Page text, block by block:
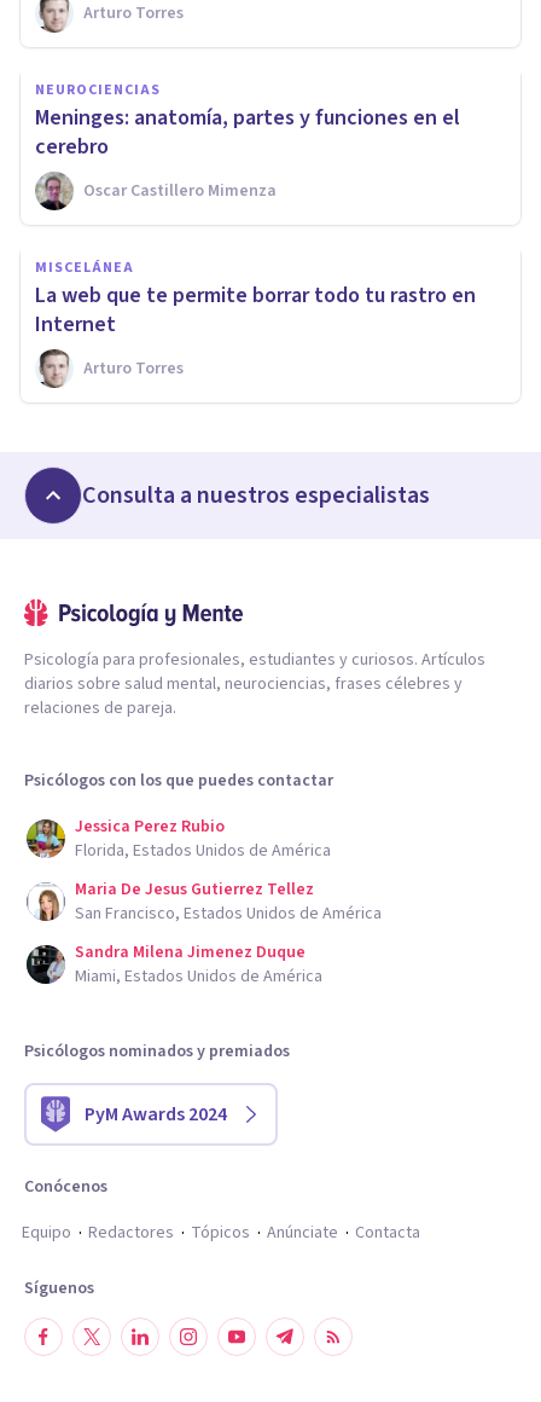
Arturo Torres
NEUROCIENCIAS
Meninges: anatomía, partes y funciones en el
cerebro
Oscar Castillero Mimenza
MISCELÁNEA
​La web que te permite borrar todo tu rastro en
Internet
Arturo Torres
Consulta a nuestros especialistas
Psicología para profesionales, estudiantes y curiosos. Artículos
diarios sobre salud mental, neurociencias, frases célebres y
relaciones de pareja.
Psicólogos con los que puedes contactar
Jessica Perez Rubio
Florida, Estados Unidos de América
Maria De Jesus Gutierrez Tellez
San Francisco, Estados Unidos de América
Sandra Milena Jimenez Duque
Miami, Estados Unidos de América
Psicólogos nominados y premiados
PyM Awards 2024
Conócenos
Equipo
Redactores Tópicos Anúnciate Contacta
Síguenos